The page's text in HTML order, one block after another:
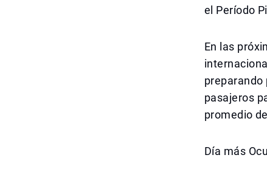
el Período
En las
preparando
pasajeros
promedio
Día más